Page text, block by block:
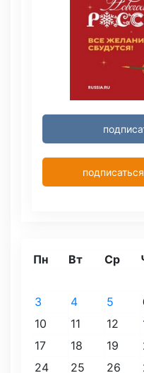
Пн Вт Ср
3
4 5
10
11 12
17
18 19
24
25 26